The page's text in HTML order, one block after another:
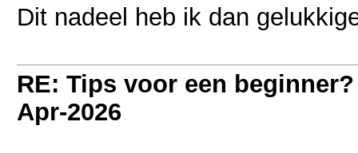
Dit nadeel heb ik dan
RE: Tips voor een
Apr-2026